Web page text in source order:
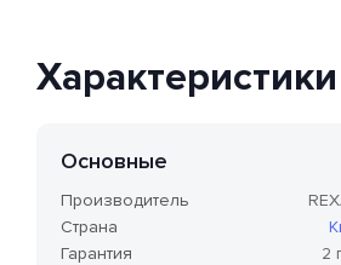
Характеристики
Основные
Производитель
Страна
Гарантия
2